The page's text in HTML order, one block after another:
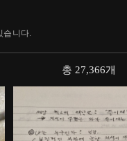
습니다.
총 27,366개